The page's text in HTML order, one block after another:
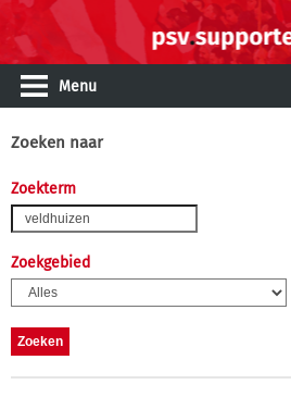
Menu
Zoeken naar
Zoekterm
Zoekgebied